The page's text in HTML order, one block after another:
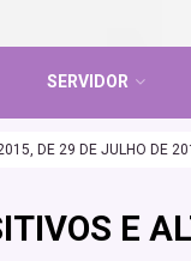
SERVIDOR
DE 29 DE JULHO DE
E